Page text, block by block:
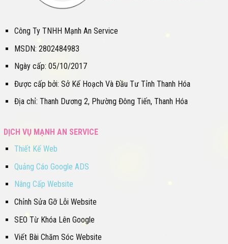
Công Ty TNHH Mạnh An Service
MSDN: 2802484983
Ngày cấp: 05/10/2017
Được cấp bởi: Sở Kế Hoạch Và Đầu Tư Tỉnh Thanh Hóa
Địa chỉ: Thanh Dương 2, Phường Đông Tiến, Thanh Hóa
DỊCH VỤ MẠNH AN SERVICE
Thiết Kế Web
Quảng Cáo Google ADS
Nâng Cấp Website
Chỉnh Sửa Gỡ Lỗi Website
SEO Từ Khóa Lên Google
Viết Bài Chăm Sóc Website